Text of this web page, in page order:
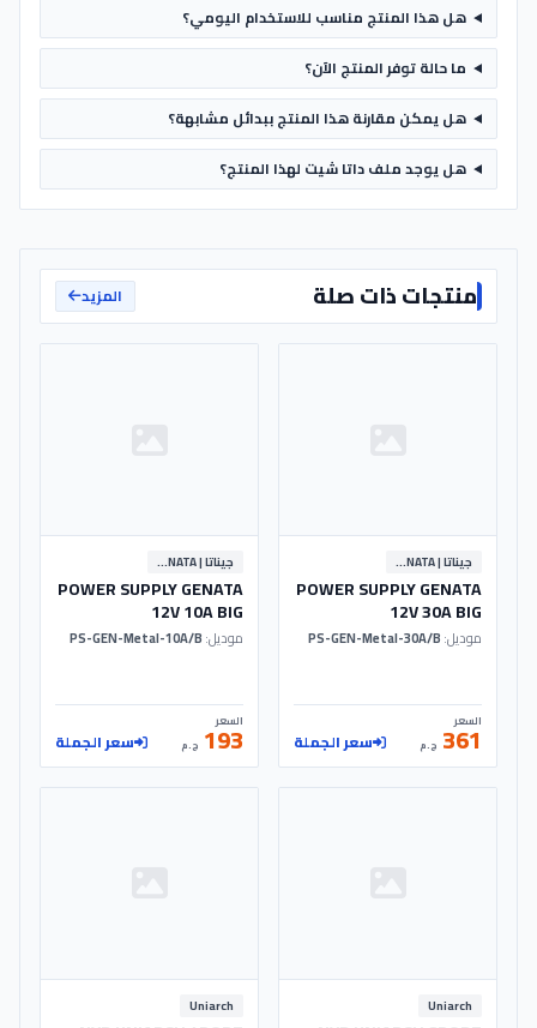
هل هذا المنتج مناسب للاستخدام اليومي؟
ما حالة توفر المنتج الآن؟
هل يمكن مقارنة هذا المنتج ببدائل مشابهة؟
هل يوجد ملف داتا شيت لهذا المنتج؟
منتجات ذات صلة المزيد
جيناتا | GENATA
POWER SUPPLY GENATA
12V 30A BIG
موديل:
السعر
361 ج.م سعر الجملة
جيناتا | GENATA
POWER SUPPLY GENATA
12V 10A BIG
موديل:
السعر
193 ج.م سعر الجملة
Uniarch
Uniarch